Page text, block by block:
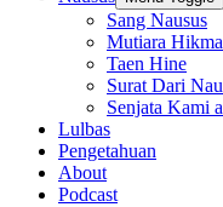
Sang Nausus
Mutiara
Taen Hine
Surat Dari
Senjata Kami
Lulbas
Pengetahuan
About
Podcast